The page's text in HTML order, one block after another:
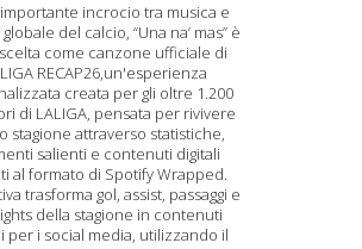
incrocio tra musica e
del calcio, “Una na’ mas” è
come canzone ufficiale di
RECAP26,un'esperienza
creata per gli oltre 1.200
di LALIGA, pensata per rivivere
stagione attraverso statistiche,
salienti e contenuti digitali
al formato di Spotify Wrapped.
trasforma gol, assist, passaggi e
della stagione in contenuti
per i social media, utilizzando il